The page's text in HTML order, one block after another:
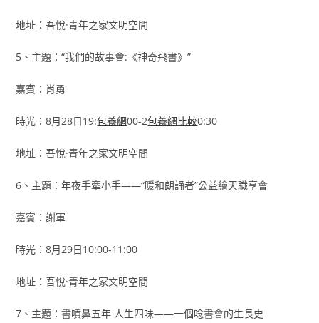
地址：吾悅·青年之家文明空間
5、主題：“我們的故事會:《神奇飛書》”
嘉賓：肖勇
時光：8月28日19:包養網00-2包養網比較0:30
地址：吾悅·青年之家文明空間
6、主題：年夜手牽小手——“暖和朗誦者”公益繪天職享會
嘉賓：謝軍
時光：8月29日10:00-11:00
地址：吾悅·青年之家文明空間
7、主題：書噴鼻五年 人生四味——一個唸書會的生長史